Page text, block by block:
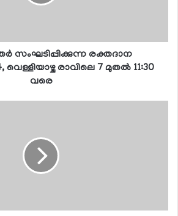
സംഘടിപ്പിക്കുന്ന രക്തദാന
വെള്ളിയാഴ്ച രാവിലെ 7 മുതല്‍ 11:30
വരെ